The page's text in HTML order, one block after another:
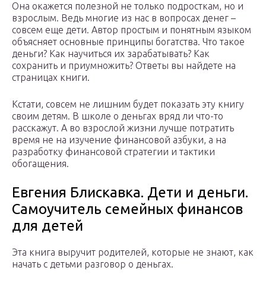
Она окажется полезной не только подросткам, но и
взрослым. Ведь многие из нас в вопросах денег –
совсем еще дети. Автор простым и понятным языком
объясняет основные принципы богатства. Что такое
деньги? Как научиться их зарабатывать? Как
сохранить и приумножить? Ответы вы найдете на
страницах книги.
Кстати, совсем не лишним будет показать эту книгу
своим детям. В школе о деньгах вряд ли что-то
расскажут. А во взрослой жизни лучше потратить
время не на изучение финансовой азбуки, а на
разработку финансовой стратегии и тактики
обогащения.
Евгения Блискавка. Дети и деньги.
Самоучитель семейных финансов
для детей
Эта книга выручит родителей, которые не знают, как
начать с детьми разговор о деньгах.